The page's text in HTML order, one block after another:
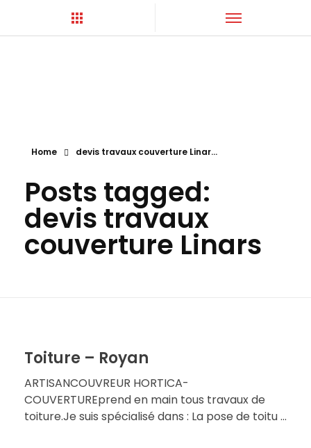
Home devis travaux couverture Linar...
Posts tagged:
devis travaux
couverture Linars
Toiture – Royan
ARTISANCOUVREUR HORTICA-
COUVERTUREprend en main tous travaux de
toiture.Je suis spécialisé dans : La pose de toitu ...